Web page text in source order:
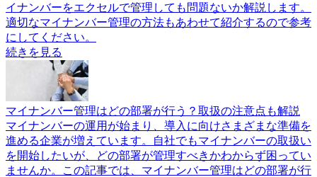
イナンバーをエクセルで管理しても問題ないか解説します。
適切なマイナンバー管理の方法もあわせて紹介するので参考
にしてください。
続きを見る
マイナンバー管理はどの部署が行う？取扱の注意点も解説
マイナンバーの運用が始まり、導入に向けさまざまな準備を
進める企業が増えています。自社でもマイナンバーの取扱い
を開始したいが、どの部署が管理すべきかわからず困ってい
ませんか。この記事では、マイナンバー管理はどの部署が行